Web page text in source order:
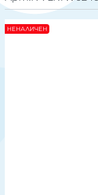
НЕНАЛИЧЕН